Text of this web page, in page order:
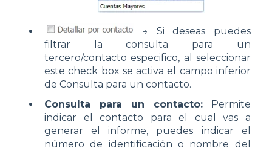
→ Si deseas puedes
filtrar la consulta para un
tercero/contacto especifico, al seleccionar
este check box se activa el campo inferior
de Consulta para un contacto.
Consulta para un contacto:Permite
indicar el contacto para el cual vas a
generar el informe, puedes indicar el
número de identificación o nombre del